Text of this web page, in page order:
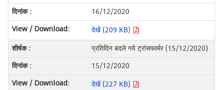
16/12/2020
देखें (209 KB)
प्रतिदिन बदले गये ट्रांसफार्मर (15/12/2020)
15/12/2020
देखें (227 KB)